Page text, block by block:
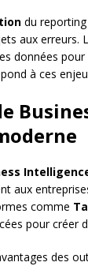
du
aux erreurs.
données pour
à ces
aux
comme
pour créer
des